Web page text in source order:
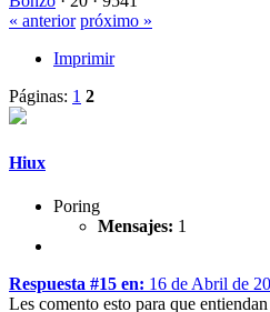
« anterior próximo »
Imprimir
Páginas: 1 2
Hiux
Poring
Mensajes: 1
Respuesta #15 en: 16 de Abril de
Les comento esto para que